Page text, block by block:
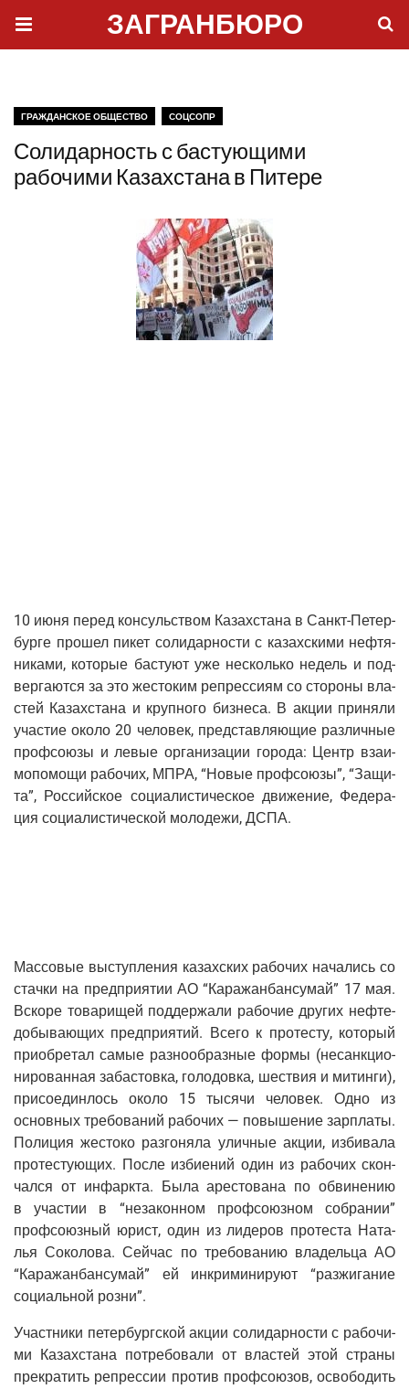
ЗАГРАНБЮРО
ГРАЖДАНСКОЕ ОБЩЕСТВО СОЦСОПР
Солидарность с бастующими
рабочими Казахстана в Питере
10 июня перед кон­суль­ством Казах­ста­на в Санкт-Петер­
бур­ге про­шел пикет соли­дар­но­сти с казах­ски­ми неф­тя­
ни­ка­ми, кото­рые басту­ют уже несколь­ко недель и под­
вер­га­ют­ся за это жесто­ким репрес­си­ям со сто­ро­ны вла­
стей Казах­ста­на и круп­но­го биз­не­са. В акции при­ня­ли
уча­стие око­ло 20 чело­век, пред­став­ля­ю­щие раз­лич­ные
проф­со­ю­зы и левые орга­ни­за­ции горо­да: Центр вза­и­
мо­по­мо­щи рабо­чих, МПРА, “Новые проф­со­ю­зы”, “Защи­
та”, Рос­сий­ское соци­а­ли­сти­че­ское дви­же­ние, Феде­ра­
ция соци­а­ли­сти­че­ской моло­де­жи, ДСПА.
Мас­со­вые выступ­ле­ния казах­ских рабо­чих нача­лись со
стач­ки на пред­при­я­тии АО “Кара­жан­бан­с­у­май” 17 мая.
Вско­ре това­ри­щей под­дер­жа­ли рабо­чие дру­гих неф­те­
до­бы­ва­ю­щих пред­при­я­тий. Все­го к про­те­сту, кото­рый
при­об­ре­тал самые раз­но­об­раз­ные фор­мы (несанк­ци­о­
ни­ро­ван­ная заба­стов­ка, голо­дов­ка, шествия и митин­ги),
при­со­един­лось око­ло 15 тыся­чи чело­век. Одно из
основ­ных тре­бо­ва­ний рабо­чих — повы­ше­ние зар­пла­ты.
Поли­ция жесто­ко раз­го­ня­ла улич­ные акции, изби­ва­ла
про­те­сту­ю­щих. После изби­е­ний один из рабо­чих скон­
чал­ся от инфарк­та. Была аре­сто­ва­на по обви­не­нию
в уча­стии в “неза­кон­ном проф­со­юз­ном собра­нии”
проф­со­юз­ный юрист, один из лиде­ров про­те­ста Ната­
лья Соко­ло­ва. Сей­час по тре­бо­ва­нию вла­дель­ца АО
“Кара­жан­бан­с­у­май” ей инкри­ми­ни­ру­ют “раз­жи­га­ние
соци­аль­ной розни”.
Участ­ни­ки петер­бург­ской акции соли­дар­но­сти с рабо­чи­
ми Казах­ста­на потре­бо­ва­ли от вла­стей этой стра­ны
пре­кра­тить репрес­сии про­тив проф­со­ю­зов, осво­бо­дить